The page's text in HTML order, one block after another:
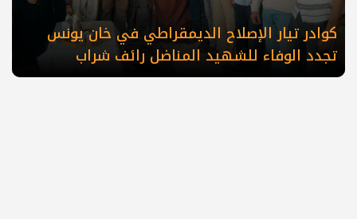
كوادر تيار الإصلاح الديمقراطي في خان يونس
تجدد الوفاء للشهيد المناضل رائف شراب